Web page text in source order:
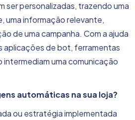
ser personalizadas, trazendo uma
uma informação relevante,
de uma campanha. Com a ajuda
aplicações de bot, ferramentas
uma comunicação
automáticas na sua loja?
ou estratégia implementada